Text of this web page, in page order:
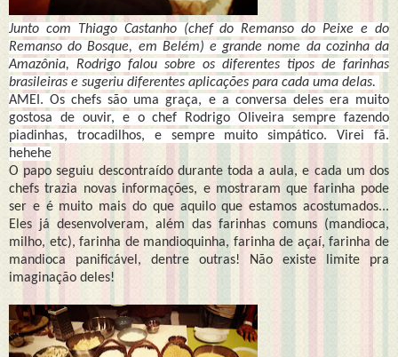
Junto com Thiago Castanho (chef do Remanso do Peixe e do
Remanso do Bosque, em Belém) e grande nome da cozinha da
Amazônia, Rodrigo falou sobre os diferentes tipos de farinhas
brasileiras e sugeriu diferentes aplicações para cada uma delas.
AMEI. Os chefs são uma graça, e a conversa deles era muito
gostosa de ouvir, e o chef Rodrigo Oliveira sempre fazendo
piadinhas, trocadilhos, e sempre muito simpático. Virei fã.
hehehe
O papo seguiu descontraído durante toda a aula, e cada um dos
chefs trazia novas informações, e mostraram que farinha pode
ser e é muito mais do que aquilo que estamos acostumados...
Eles já desenvolveram, além das farinhas comuns (mandioca,
milho, etc), farinha de mandioquinha, farinha de açaí, farinha de
mandioca panificável, dentre outras! Não existe limite pra
imaginação deles!